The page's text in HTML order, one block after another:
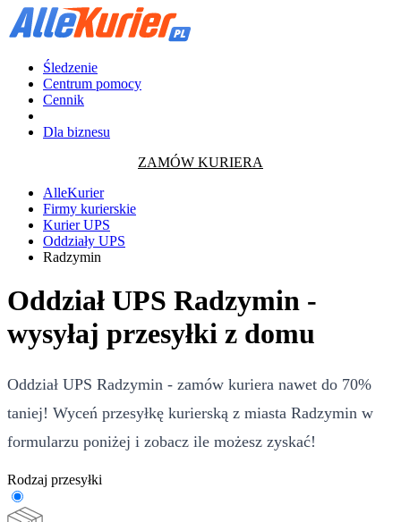
Śledzenie
Centrum pomocy
Cennik
Dla biznesu
ZAMÓW KURIERA
AlleKurier
Firmy kurierskie
Kurier UPS
Oddziały UPS
Radzymin
Oddział UPS Radzymin -
wysyłaj przesyłki z domu
Oddział UPS Radzymin - zamów kuriera nawet do 70%
taniej! Wyceń przesyłkę kurierską z miasta Radzymin w
formularzu poniżej i zobacz ile możesz zyskać!
Rodzaj przesyłki